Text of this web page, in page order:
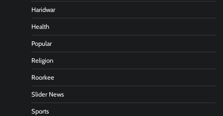
Haridwar
Health
Popular
Religion
Roorkee
Slider News
Sports